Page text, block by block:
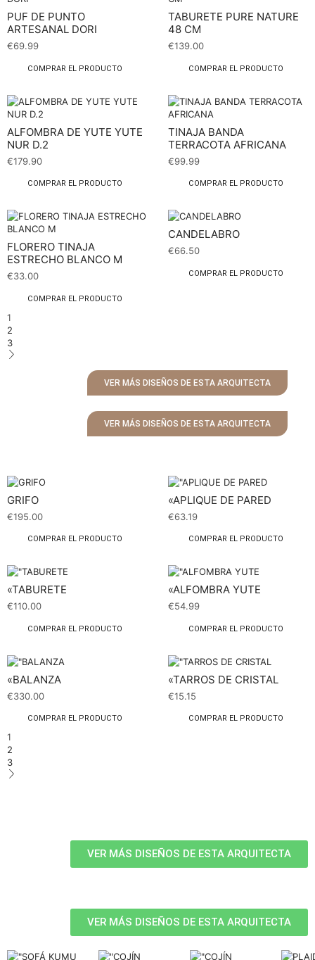
PUF DE PUNTO
ARTESANAL DORI
€69.99
COMPRAR EL PRODUCTO
TABURETE PURE NATURE
48 CM
€139.00
COMPRAR EL PRODUCTO
ALFOMBRA DE YUTE YUTE
NUR D.2
€179.90
COMPRAR EL PRODUCTO
TINAJA BANDA
TERRACOTA AFRICANA
€99.99
COMPRAR EL PRODUCTO
FLORERO TINAJA
ESTRECHO BLANCO M
€33.00
COMPRAR EL PRODUCTO
CANDELABRO
€66.50
COMPRAR EL PRODUCTO
1
2
3
VER MÁS DISEÑOS DE ESTA ARQUITECTA
VER MÁS DISEÑOS DE ESTA ARQUITECTA
GRIFO
€195.00
COMPRAR EL PRODUCTO
«APLIQUE DE PARED
€63.19
COMPRAR EL PRODUCTO
«TABURETE
€110.00
COMPRAR EL PRODUCTO
«ALFOMBRA YUTE
€54.99
COMPRAR EL PRODUCTO
«BALANZA
€330.00
COMPRAR EL PRODUCTO
«TARROS DE CRISTAL
€15.15
COMPRAR EL PRODUCTO
1
2
3
VER MÁS DISEÑOS DE ESTA ARQUITECTA
VER MÁS DISEÑOS DE ESTA ARQUITECTA